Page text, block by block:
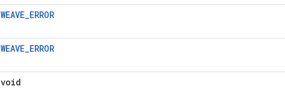
WEAVE_ERROR
WEAVE_ERROR
void